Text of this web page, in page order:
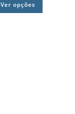
Ver opções